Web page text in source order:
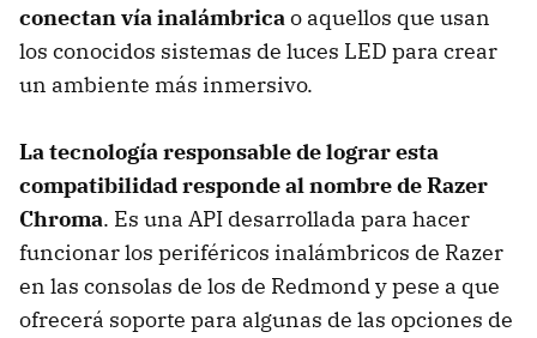
conectan vía inalámbricao aquellos que usan
los conocidos sistemas de luces LED para crear
un ambiente más inmersivo.
La tecnología responsable de lograr esta
compatibilidad responde al nombre de Razer
Chroma. Es una API desarrollada para hacer
funcionar los periféricos inalámbricos de Razer
en las consolas de los de Redmond y pese a que
ofrecerá soporte para algunas de las opciones de